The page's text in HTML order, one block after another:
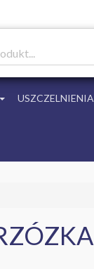
USZCZELNIENIA